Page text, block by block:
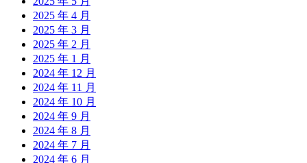
2025 年 4 月
2025 年 3 月
2025 年 2 月
2025 年 1 月
2024 年 12 月
2024 年 11 月
2024 年 10 月
2024 年 9 月
2024 年 8 月
2024 年 7 月
2024 年 6 月